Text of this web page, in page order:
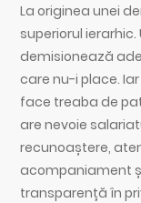
La originea unei
superiorul
demisionează
care nu-i place.
face treaba de
are nevoie
recunoaștere,
acompaniament
transparență în